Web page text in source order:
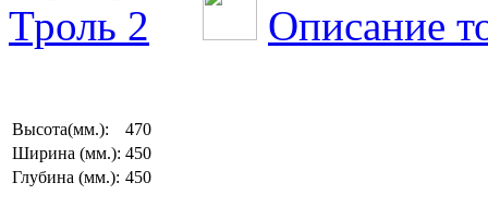
Описание
Высота(мм.):
470
Ширина (мм.): 450
Глубина (мм.): 450